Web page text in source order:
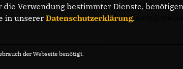
Telefax: 0355 / 289
E-Mail:
die Verwendung bestimmter Dienste,
in unserer Datenschutzerklärung.
der Webseite benötigt.